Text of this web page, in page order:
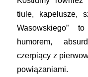
tiule, kapelusze,
Wasowskiego”
humorem,
czerpiący z
powiązaniami.